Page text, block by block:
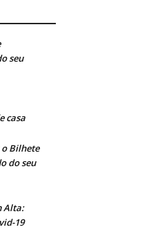
seu
casa
Bilhete
do seu
Alta:
19